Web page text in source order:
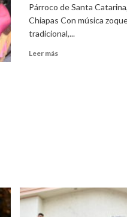
Párroco de Santa
Chiapas Con música
tradicional,...
Leer másLeer